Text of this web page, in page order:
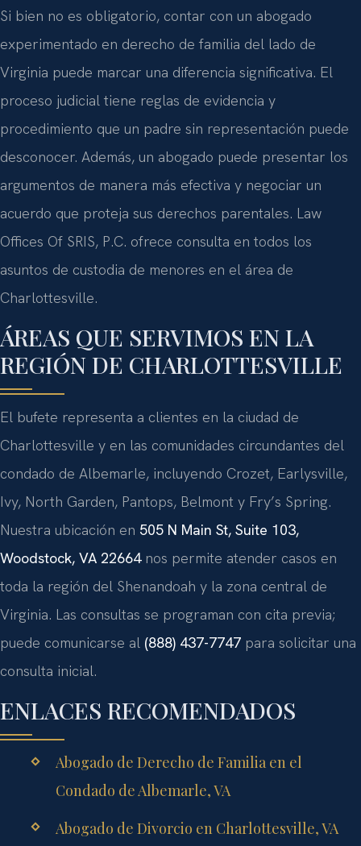
Si bien no es obligatorio, contar con un abogado
experimentado en derecho de familia del lado de
Virginia puede marcar una diferencia significativa. El
proceso judicial tiene reglas de evidencia y
procedimiento que un padre sin representación puede
desconocer. Además, un abogado puede presentar los
argumentos de manera más efectiva y negociar un
acuerdo que proteja sus derechos parentales. Law
Offices Of SRIS, P.C. ofrece consulta en todos los
asuntos de custodia de menores en el área de
Charlottesville.
ÁREAS QUE SERVIMOS EN LA
REGIÓN DE CHARLOTTESVILLE
El bufete representa a clientes en la ciudad de
Charlottesville y en las comunidades circundantes del
condado de Albemarle, incluyendo Crozet, Earlysville,
Ivy, North Garden, Pantops, Belmont y Fry’s Spring.
Nuestra ubicación en 505 N Main St, Suite 103,
Woodstock, VA 22664nos permite atender casos en
toda la región del Shenandoah y la zona central de
Virginia. Las consultas se programan con cita previa;
puede comunicarse al (888) 437-7747 para solicitar una
consulta inicial.
ENLACES RECOMENDADOS
Abogado de Derecho de Familia en el
Condado de Albemarle, VA
Abogado de Divorcio en Charlottesville, VA